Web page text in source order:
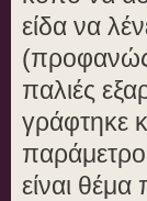
είδα να
(προφανώς
παλιές
γράφτηκε
είναι